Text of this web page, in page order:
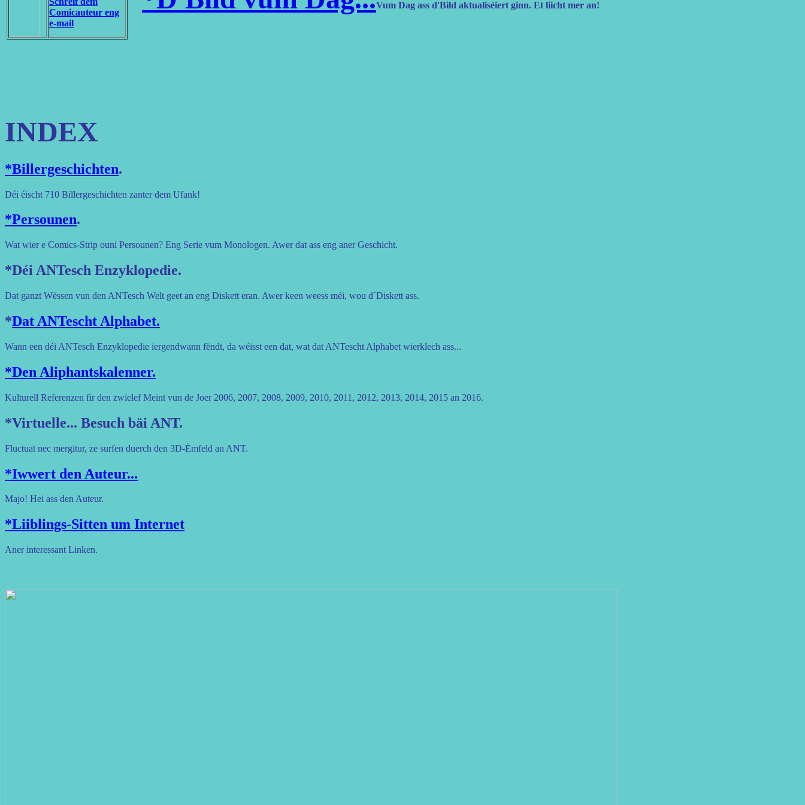
Comicauteur eng
e-mail
Vum Dag ass d'Bild aktualiséiert ginn. Et liicht mer an!
INDEX
*Billergeschichten.
Déi éischt 710 Billergeschichten zanter dem Ufank!
*Persounen.
Wat wier e Comics-Strip ouni Persounen? Eng Serie vum Monologen. Awer dat ass eng aner Geschicht.
*Déi ANTesch Enzyklopedie.
Dat ganzt Wëssen vun den ANTesch Welt geet an eng Diskett eran. Awer keen weess méi, wou d´Diskett ass.
*Dat ANTescht Alphabet.
Wann een déi ANTesch Enzyklopedie iergendwann fëndt, da wéisst een dat, wat dat ANTescht Alphabet wierklech ass...
*Den Aliphantskalenner.
Kulturell Referenzen fir den zwielef Meint vun de Joer 2006, 2007, 2008, 2009, 2010, 2011, 2012, 2013, 2014, 2015 an 2016.
*Virtuelle... Besuch bäi ANT.
Fluctuat nec mergitur, ze surfen duerch den 3D-Ëmfeld an ANT.
*Iwwert den Auteur...
Majo! Hei ass den Auteur.
*Liiblings-Sitten um Internet
Aner interessant Linken.